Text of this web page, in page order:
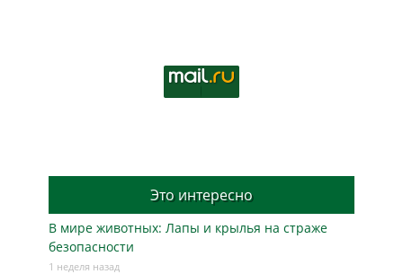
Это интересно
В мире животных: Лапы и крылья на страже
безопасности
1 неделя назад